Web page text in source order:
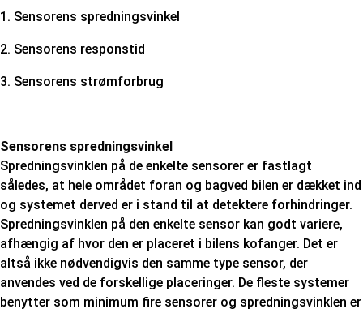
1. Sensorens spredningsvinkel
2. Sensorens responstid
3. Sensorens strømforbrug
Sensorens spredningsvinkel
Spredningsvinklen på de enkelte sensorer er fastlagt
således, at hele området foran og bagved bilen er dækket ind
og systemet derved er i stand til at detektere forhindringer.
Spredningsvinklen på den enkelte sensor kan godt variere,
afhængig af hvor den er placeret i bilens kofanger. Det er
altså ikke nødvendigvis den samme type sensor, der
anvendes ved de forskellige placeringer. De fleste systemer
benytter som minimum fire sensorer og spredningsvinklen er